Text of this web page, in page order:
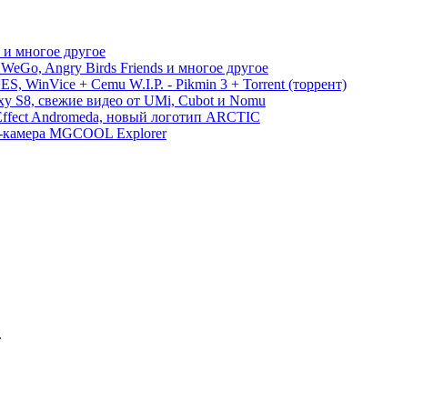
многое другое
Angry Birds Friends и многое другое
WinVice + Cemu W.I.P. - Pikmin 3 + Torrent (торрент)
S8, свежие видео от UMi, Cubot и Nomu
Andromeda, новый логотип ARCTIC
MGCOOL Explorer